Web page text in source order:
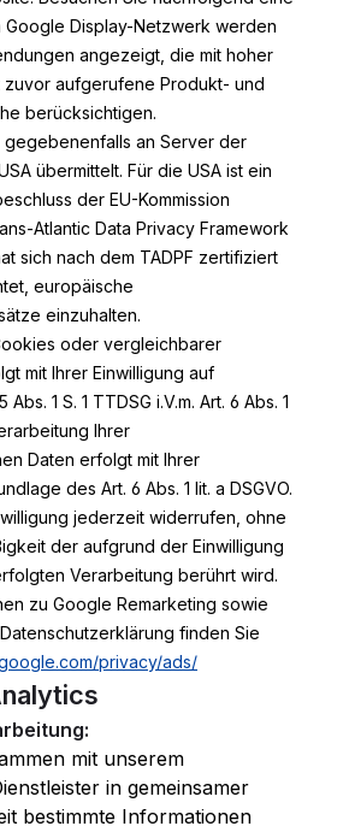
Google Display-Netzwerk werden
angezeigt, die mit hoher
zuvor aufgerufene Produkt- und
berücksichtigen.
gegebenenfalls an Server der
übermittelt. Für die USA ist ein
der EU-Kommission
Atlantic Data Privacy Framework
sich nach dem TADPF zertifiziert
europäische
einzuhalten.
oder vergleichbarer
mit Ihrer Einwilligung auf
1 S. 1 TTDSG i.V.m. Art. 6 Abs. 1
Ihrer
Daten erfolgt mit Ihrer
des Art. 6 Abs. 1 lit. a DSGVO.
jederzeit widerrufen, ohne
der aufgrund der Einwilligung
Verarbeitung berührt wird.
zu Google Remarketing sowie
finden Sie
privacy/ads/
mit unserem
in gemeinsamer
bestimmte Informationen